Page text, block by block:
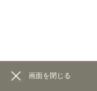
画面を閉じる